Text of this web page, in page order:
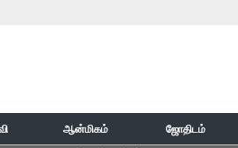
ஆன்மிகம் ஜோதிடம்